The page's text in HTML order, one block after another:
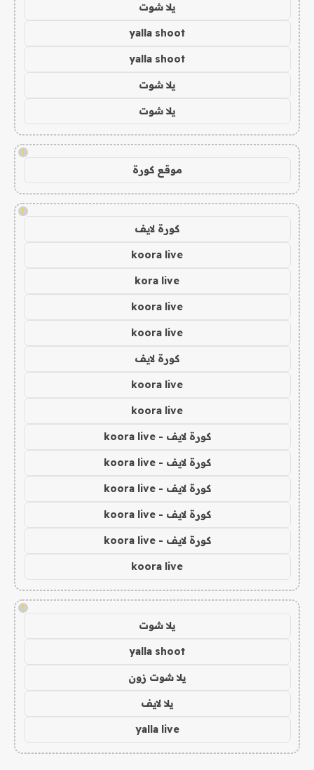
يلا شوت
yalla shoot
yalla shoot
يلا شوت
يلا شوت
!
موقع كورة
!
كورة لايف
koora live
kora live
koora live
koora live
كورة لايف
koora live
koora live
كورة لايف - koora live
كورة لايف - koora live
كورة لايف - koora live
كورة لايف - koora live
كورة لايف - koora live
koora live
!
يلا شوت
yalla shoot
يلا شوت زون
يلا لايف
yalla live